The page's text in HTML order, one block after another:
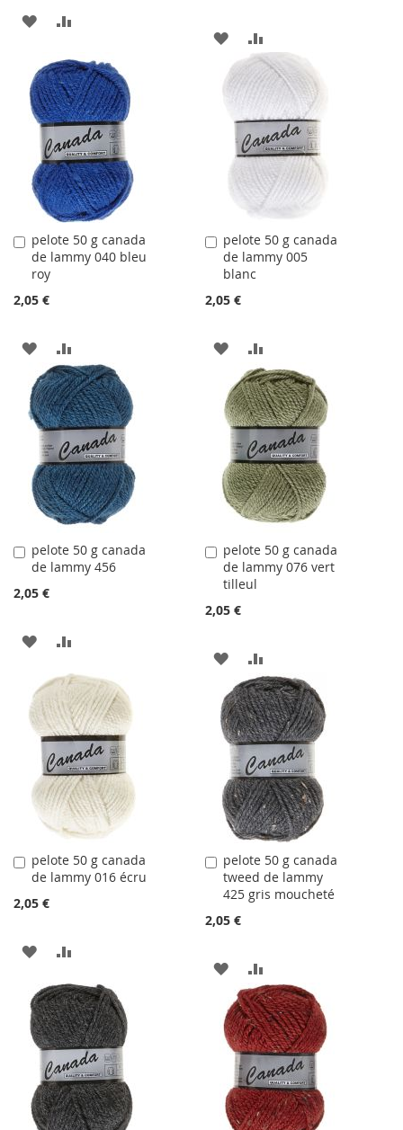
AJOUTER
LA
LISTE
D'ACHATS
COMPARATEUR
AJOUTER
À
LA
LISTE
D'ACHATS
AU
COMPARATEUR
pelote 50 g canada
de lammy 040 bleu
roy
2,05 €
Ajouter
au
panier
AJOUTER
À
LA
LISTE
D'ACHATS
AU
COMPARATEUR
pelote 50 g canada
de lammy 005
blanc
2,05 €
Ajouter
au
panier
AJOUTER
LA
LISTE
D'ACHATS
AU
COMPARATEUR
pelote 50 g canada
de lammy 456
2,05 €
Ajouter
au
panier
AJOUTER
LA
LISTE
D'ACHATS
AU
COMPARATEUR
pelote 50 g canada
de lammy 076 vert
tilleul
2,05 €
Ajouter
au
panier
AJOUTER
À
LA
LISTE
D'ACHATS
AU
COMPARATEUR
pelote 50 g canada
de lammy 016 écru
2,05 €
Ajouter
au
panier
AJOUTER
LA
LISTE
D'ACHATS
AU
COMPARATEUR
pelote 50 g canada
tweed de lammy
425 gris moucheté
2,05 €
Ajouter
au
panier
AJOUTER
À
LA
LISTE
D'ACHATS
AU
COMPARATEUR